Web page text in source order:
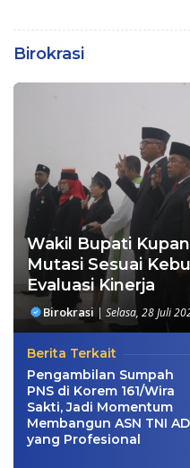
Birokrasi
Wakil Bupati
Mutasi Sesuai
Evaluasi Kinerja
Birokrasi | Selasa, 28 Juli
Berita Terkait
Pengambilan Sumpah
PNS di Korem 161/Wira
Sakti, Jadi Momentum
Membangun ASN TNI AD
yang Profesional